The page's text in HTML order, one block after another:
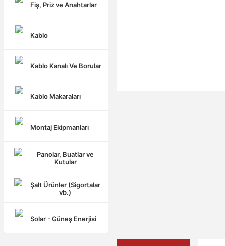
Fiş, Priz ve Anahtarlar
Kablo
Kablo Kanalı Ve Borular
Kablo Makaraları
Montaj Ekipmanları
Panolar, Buatlar ve
Kutular
Şalt Ürünler (Sigortalar
vb.)
Solar - Güneş Enerjisi